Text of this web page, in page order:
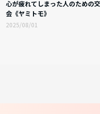
心が疲れてしまった人のための
会《ヤミトモ》
2025/08/01